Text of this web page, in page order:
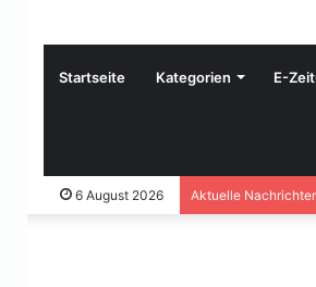
Startseite Kategorien E-
6 August 2026 Aktuelle